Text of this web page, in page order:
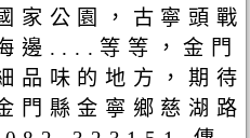
家公園，古寧頭戰
邊....等等，金門
品味的地方，期待
門縣金寧鄉慈湖路